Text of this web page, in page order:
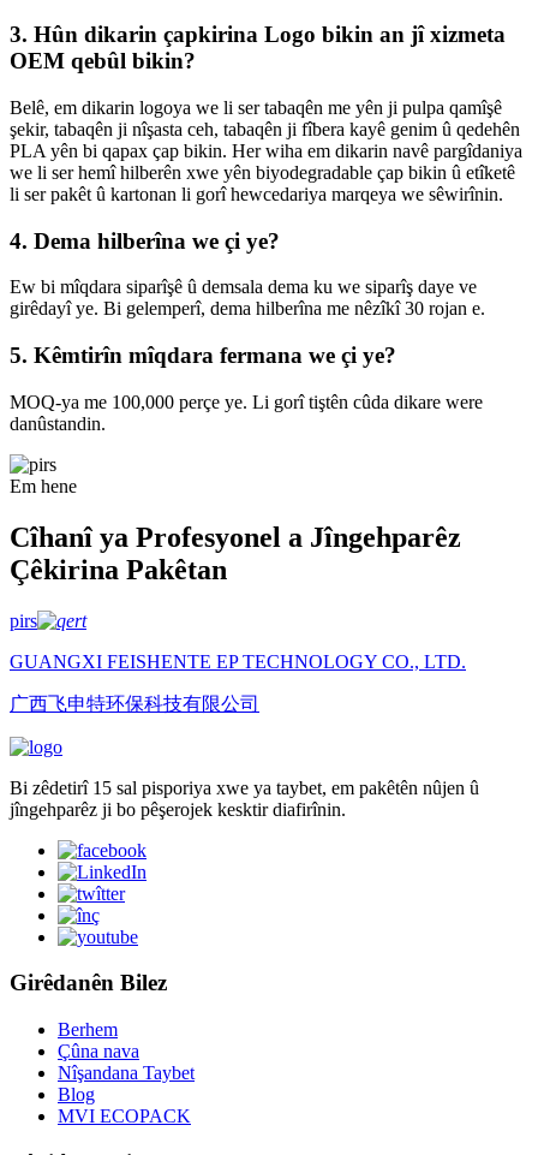
3. Hûn dikarin çapkirina Logo bikin an jî xizmeta
OEM qebûl bikin?
Belê, em dikarin logoya we li ser tabaqên me yên ji pulpa qamîşê
şekir, tabaqên ji nîşasta ceh, tabaqên ji fîbera kayê genim û qedehên
PLA yên bi qapax çap bikin. Her wiha em dikarin navê pargîdaniya
we li ser hemî hilberên xwe yên biyodegradable çap bikin û etîketê
li ser pakêt û kartonan li gorî hewcedariya marqeya we sêwirînin.
4. Dema hilberîna we çi ye?
Ew bi mîqdara siparîşê û demsala dema ku we siparîş daye ve
girêdayî ye. Bi gelemperî, dema hilberîna me nêzîkî 30 rojan e.
5. Kêmtirîn mîqdara fermana we çi ye?
MOQ-ya me 100,000 perçe ye. Li gorî tiştên cûda dikare were
danûstandin.
Em hene
Cîhanî ya Profesyonel a Jîngehparêz
Çêkirina Pakêtan
pirs
GUANGXI FEISHENTE EP TECHNOLOGY CO., LTD.
广西飞申特环保科技有限公司
Bi zêdetirî 15 sal pisporiya xwe ya taybet, em pakêtên nûjen û
jîngehparêz ji bo pêşerojek kesktir diafirînin.
Girêdanên Bilez
Berhem
Çûna nava
Nîşandana Taybet
Blog
MVI ECOPACK